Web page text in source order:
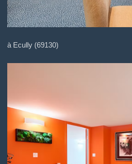
à Ecully (69130)